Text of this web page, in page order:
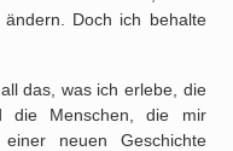
Doch ich behalte
das, was ich erlebe, die
die Menschen, die mir
neuen Geschichte